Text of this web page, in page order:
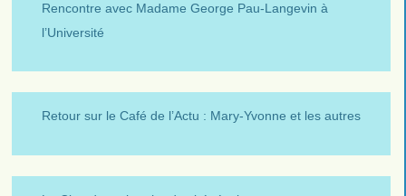
Rencontre avec Madame George Pau-Langevin à
l’Université
Retour sur le Café de l’Actu : Mary-Yvonne et les autres